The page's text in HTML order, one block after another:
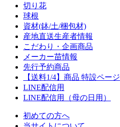
切り花
球根
資材(鉢/土/梱包材)
産地直送生産者情報
こだわり・企画商品
メーカー苗情報
先行予約商品
【送料1/4】商品 特設ページ
LINE配信用
LINE配信用（母の日用）
初めての方へ